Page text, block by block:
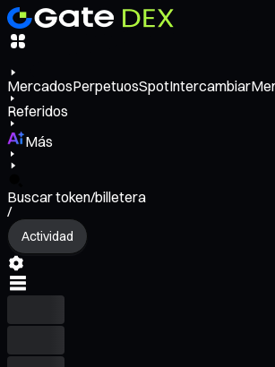
MercadosPerpetuosSpotIntercambiar
Referidos
Más
Buscar token/billetera
/
Actividad